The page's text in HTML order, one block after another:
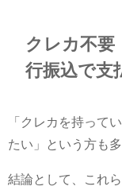
クレカ不要
行振込で支
「クレカを持って
たい」という方も
結論として、これ